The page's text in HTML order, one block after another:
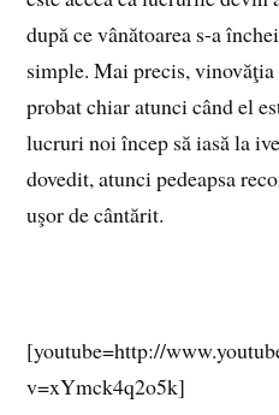
după ce vânătoarea s-a
simple. Mai precis,
probat chiar atunci când el
lucruri noi încep să iasă la
dovedit, atunci pedeapsa
uşor de cântărit.
[youtube=http://
v=xYmck4q2o5k]